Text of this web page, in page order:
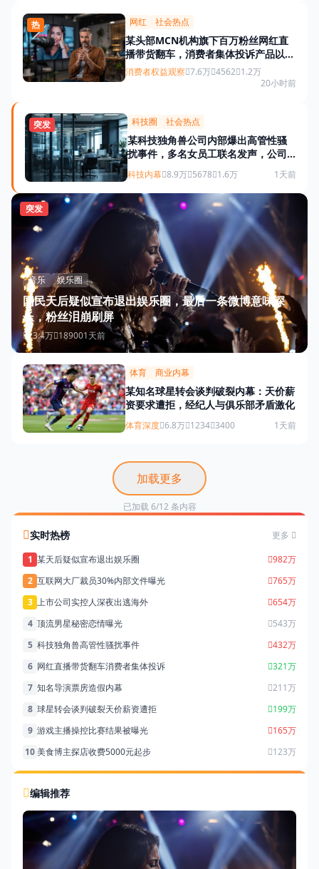
热 网红 社会热点
某头部MCN机构旗下百万粉丝网红直
播带货翻车，消费者集体投诉产品以次
充好
消费者权益观察 7.6万 4562 1.2万
20小时前
突发 科技圈 社会热点
某科技独角兽公司内部爆出高管性骚
扰事件，多名女员工联名发声，公司
股价盘前暴跌12%
科技内幕 8.9万 5678 1.6万 1天前
突发
音乐 娱乐圈
国民天后疑似宣布退出娱乐圈，最后一条微博意味深
长，粉丝泪崩刷屏
23.4万 189001天前
体育 商业内幕
某知名球星转会谈判破裂内幕：天价薪
资要求遭拒，经纪人与俱乐部矛盾激化
体育深度 6.8万 1234 3400 1天前
加载更多
已加载 6/12 条内容
实时热榜
更多
1 某天后疑似宣布退出娱乐圈
982万
2 互联网大厂裁员30%内部文件曝光
765万
3 上市公司实控人深夜出逃海外
654万
4 顶流男星秘密恋情曝光
543万
5 科技独角兽高管性骚扰事件
432万
6 网红直播带货翻车消费者集体投诉
321万
7 知名导演票房造假内幕
211万
8 球星转会谈判破裂天价薪资遭拒
199万
9 游戏主播操控比赛结果被曝光
165万
10美食博主探店收费5000元起步 123万
编辑推荐